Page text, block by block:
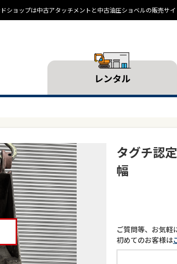
ョップは中古アタッチメントと中古油圧ショベルの販売サイ
レンタル
タグチ認
幅
ご質問等、お気軽
初めてのお客様は